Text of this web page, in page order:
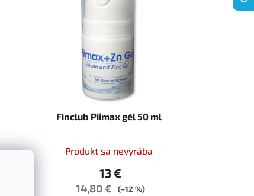
Finclub Piimax gél 50 ml
Produkt sa nevyrába
13 €
14,80 € (–12 %)